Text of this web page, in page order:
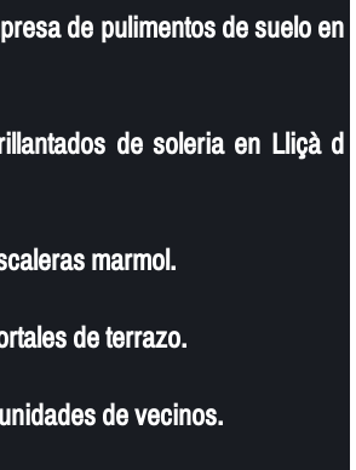
de pulimentos de suelo en
de soleria en Lliçà d
marmol.
de terrazo.
de vecinos.